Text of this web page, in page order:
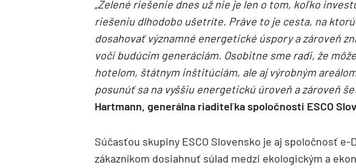
„Zelené riešenie dnes už nie je len o tom, koľko
riešeniu dlhodobo ušetríte. Práve to je cesta, na
dosahovať významné energetické úspory a zároveň
voči budúcim generáciám. Osobitne sme radi, že
hotelom, štátnym inštitúciám, ale aj výrobným
posunúť sa na vyššiu energetickú úroveň a zároveň
Hartmann, generálna riaditeľka spoločnosti ESCO
Súčasťou skupiny ESCO Slovensko je aj spoločnosť e-
zákazníkom dosiahnuť súlad medzi ekologickým a